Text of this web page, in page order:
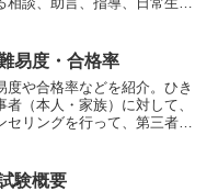
易度・合格率
や合格率などを紹介。ひき
（本人・家族）に対して、
セリングを行って、第三者と
験概要